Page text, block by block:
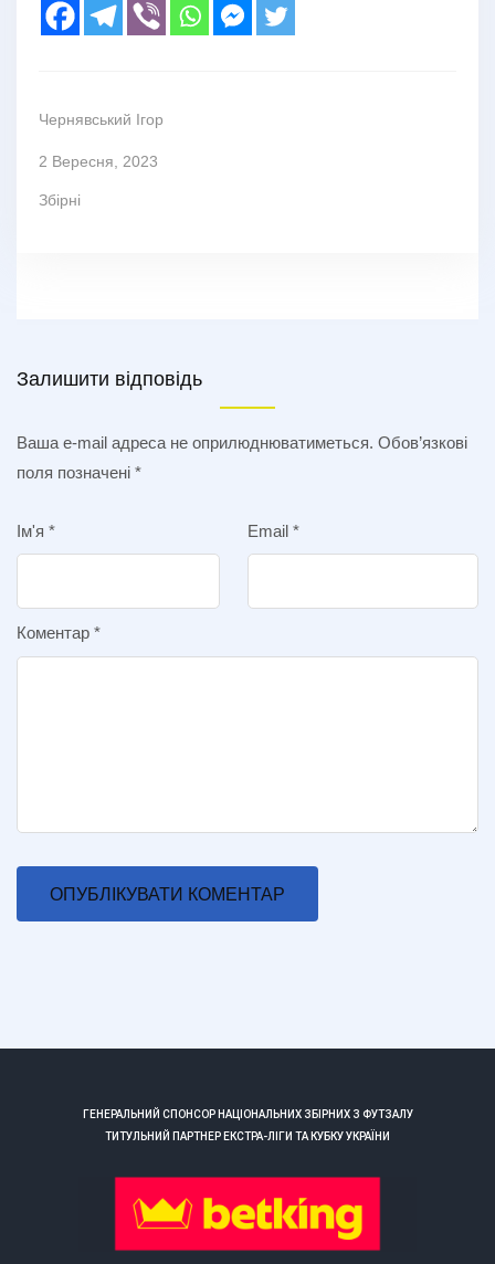
Чернявський Ігор
2 Вересня, 2023
Збірні
Залишити відповідь
Ваша e-mail адреса не оприлюднюватиметься. Обов’язкові
поля позначені *
Ім'я * Email *
Коментар *
ГЕНЕРАЛЬНИЙ СПОНСОР НАЦІОНАЛЬНИХ ЗБІРНИХ З ФУТЗАЛУ
ТИТУЛЬНИЙ ПАРТНЕР ЕКСТРА-ЛІГИ ТА КУБКУ УКРАЇНИ